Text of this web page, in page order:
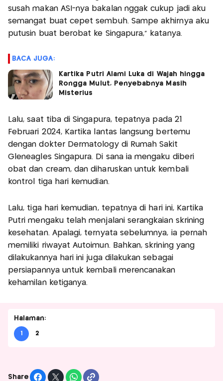
susah makan ASI-nya bakalan nggak cukup jadi aku
semangat buat cepet sembuh. Sampe akhirnya aku
putusin buat berobat ke Singapura," katanya.
BACA JUGA:
Kartika Putri Alami Luka di Wajah hingga
Rongga Mulut, Penyebabnya Masih
Misterius
Lalu, saat tiba di Singapura, tepatnya pada 21
Februari 2024, Kartika lantas langsung bertemu
dengan dokter Dermatology di Rumah Sakit
Gleneagles Singapura. Di sana ia mengaku diberi
obat dan cream, dan diharuskan untuk kembali
kontrol tiga hari kemudian.
Lalu, tiga hari kemudian, tepatnya di hari ini, Kartika
Putri mengaku telah menjalani serangkaian skrining
kesehatan. Apalagi, ternyata sebelumnya, ia pernah
memiliki riwayat Autoimun. Bahkan, skrining yang
dilakukannya hari ini juga dilakukan sebagai
persiapannya untuk kembali merencanakan
kehamilan ketiganya.
Halaman:
1 2
Share